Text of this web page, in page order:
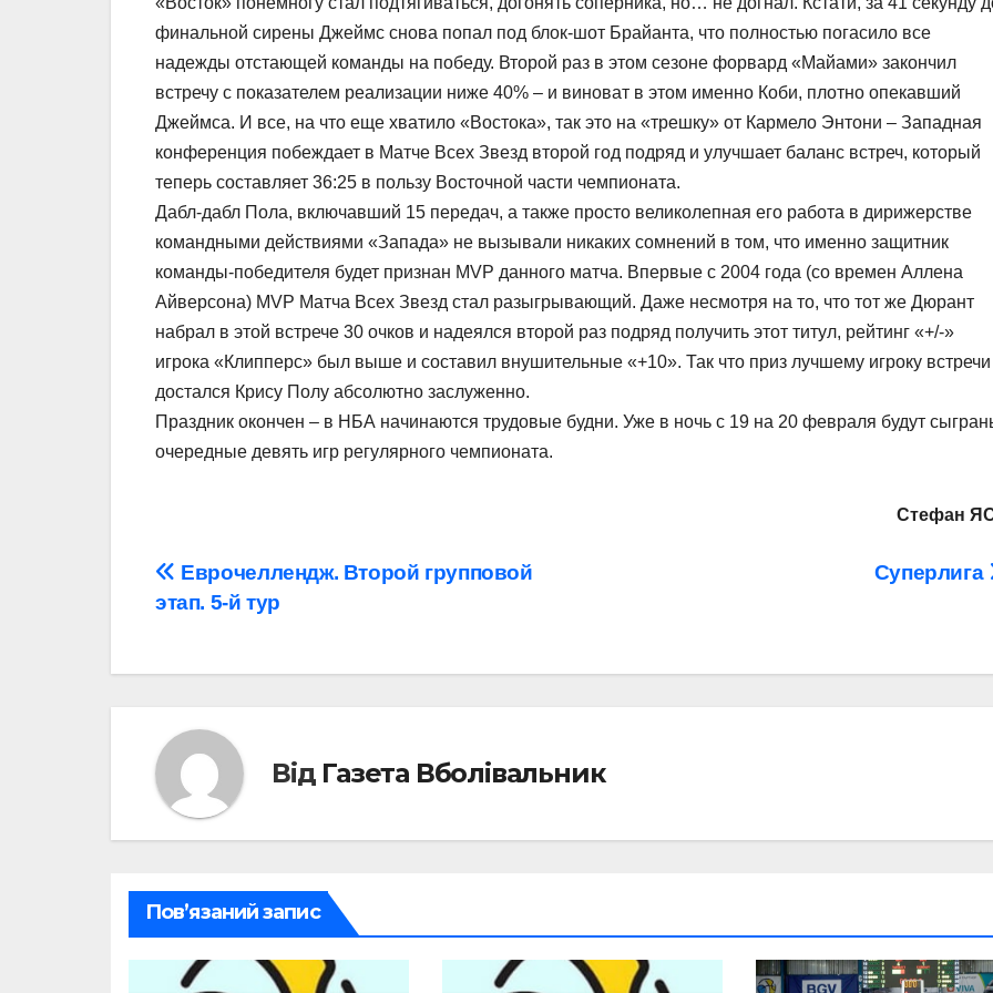
финальной сирены Джеймс снова попал под блок-шот Брайанта, что полностью погасило все
надежды отстающей команды на победу. Второй раз в этом сезоне форвард «Майами» закончил
встречу с показателем реализации ниже 40% – и виноват в этом именно Коби, плотно опекавший
Джеймса. И все, на что еще хватило «Востока», так это на «трешку» от Кармело Энтони – Западная
конференция побеждает в Матче Всех Звезд второй год подряд и улучшает баланс встреч, который
теперь составляет 36:25 в пользу Восточной части чемпионата.
Дабл-дабл Пола, включавший 15 передач, а также просто великолепная его работа в дирижерстве
командными действиями «Запада» не вызывали никаких сомнений в том, что именно защитник
команды-победителя будет признан MVP данного матча. Впервые с 2004 года (со времен Аллена
Айверсона) MVP Матча Всех Звезд стал разыгрывающий. Даже несмотря на то, что тот же Дюрант
набрал в этой встрече 30 очков и надеялся второй раз подряд получить этот титул, рейтинг «+/-»
игрока «Клипперс» был выше и составил внушительные «+10». Так что приз лучшему игроку встречи
достался Крису Полу абсолютно заслуженно.
Праздник окончен – в НБА начинаются трудовые будни. Уже в ночь с 19 на 20 февраля будут
очередные девять игр регулярного чемпионата.
Стефан
Навігація
записів
Суперлига
Еврочеллендж. Второй групповой
этап. 5-й тур
Від Газета Вболівальник
Пов’язаний запис